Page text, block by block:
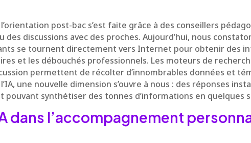
post-bac s’est faite grâce à des conseillers
des discussions avec des proches. Aujourd’hui, nous
se tournent directement vers Internet pour obtenir des
et les débouchés professionnels. Les moteurs de
permettent de récolter d’innombrables données et
une nouvelle dimension s’ouvre à nous : des réponses
pouvant synthétiser des tonnes d’informations en quelques
dans l’accompagnement